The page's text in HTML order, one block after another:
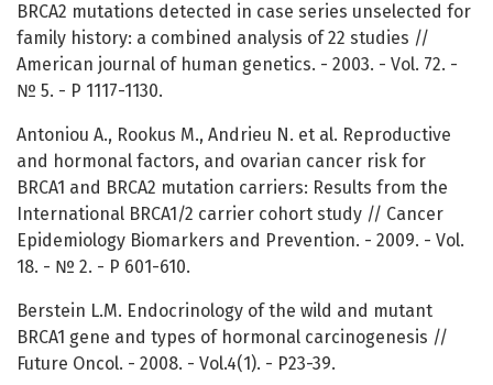
BRCA2 mutations detected in case series unselected for
family history: a combined analysis of 22 studies //
American journal of human genetics. - 2003. - Vol. 72. -
№ 5. - P 1117-1130.
Antoniou A., Rookus M., Andrieu N. et al. Reproductive
and hormonal factors, and ovarian cancer risk for
BRCA1 and BRCA2 mutation carriers: Results from the
International BRCA1/2 carrier cohort study // Cancer
Epidemiology Biomarkers and Prevention. - 2009. - Vol.
18. - № 2. - P 601-610.
Berstein L.M. Endocrinology of the wild and mutant
BRCA1 gene and types of hormonal carcinogenesis //
Future Oncol. - 2008. - Vol.4(1). - P23-39.